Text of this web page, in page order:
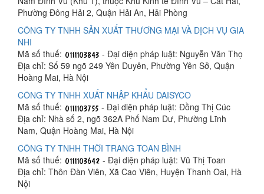
Phường Đông Hải 2, Quận Hải An, Hải Phòng
CÔNG TY TNHH SẢN XUẤT THƯƠNG MẠI VÀ DỊCH VỤ GIA
NHI
Mã số thuế:
- Đại diện pháp luật: Nguyễn Văn Thọ
Địa chỉ: Số 59 ngõ 249 Yên Duyên, Phường Yên Sở, Quận
Hoàng Mai, Hà Nội
CÔNG TY TNHH XUẤT NHẬP KHẨU DAISYCO
Mã số thuế:
- Đại diện pháp luật: Đồng Thị Cúc
Địa chỉ: Nhà số 2, ngõ 362A Phố Nam Dư, Phường Lĩnh
Nam, Quận Hoàng Mai, Hà Nội
CÔNG TY TNHH THỜI TRANG TOAN BÌNH
Mã số thuế:
- Đại diện pháp luật: Vũ Thị Toan
Địa chỉ: Thôn Đàn Viên, Xã Cao Viên, Huyện Thanh Oai, Hà
Nội